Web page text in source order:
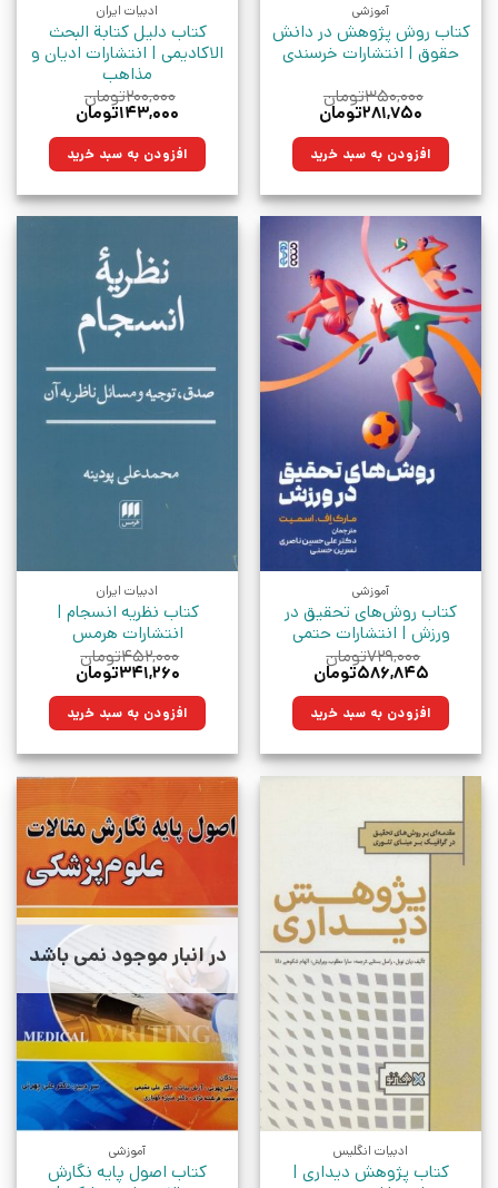
آموزشی
کتاب روش پژوهش در دانش
حقوق | انتشارات خرسندی
۳۵۰,۰۰۰تومان
قیمت
۳۵۰,۰۰۰تومان
بود.
۲۸۱,۷۵۰تومان
۲۸۱,۷۵۰تومان.افزودن به سبد خرید
ادبیات ایران
کتاب دلیل کتابة البحث‌
الاکادیمی | انتشارات ادیان و
مذاهب
۲۰۰,۰۰۰تومان
قیمت
۲۰۰,۰۰۰تومان
بود.
۱۴۳,۰۰۰تومان
۱۴۳,۰۰۰تومان.افزودن به سبد خرید
آموزشی
کتاب روش‌های تحقیق در
ورزش | انتشارات حتمی
۷۲۹,۰۰۰تومان
قیمت
۷۲۹,۰۰۰تومان
بود.
۵۸۶,۸۴۵تومان
۵۸۶,۸۴۵تومان. افزودن به سبد خرید
ادبیات ایران
کتاب نظریه انسجام |
انتشارات هرمس
۴۵۲,۰۰۰تومان
قیمت
۴۵۲,۰۰۰تومان
بود.
۳۴۱,۲۶۰تومان
۳۴۱,۲۶۰تومان.افزودن به سبد خرید
ادبیات انگلیس
کتاب پژوهش دیداری |
در انبار موجود نمی باشد
آموزشی
کتاب اصول پایه نگارش